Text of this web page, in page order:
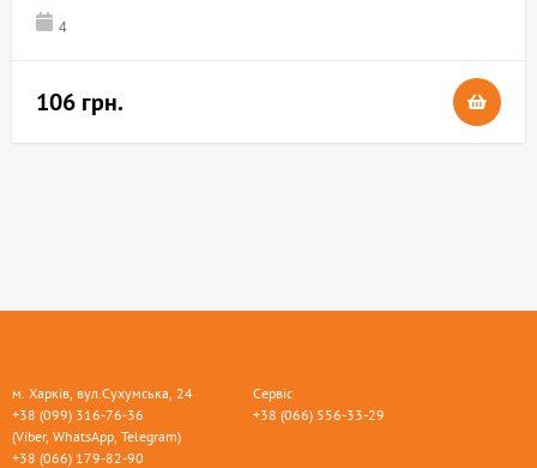
4
106 грн.
м. Харків, вул.Сухумська, 24
+38 (099) 316-76-36
(Viber, WhatsApp, Telegram)
+38 (066) 179-82-90
Сервіс
+38 (066) 556-33-29